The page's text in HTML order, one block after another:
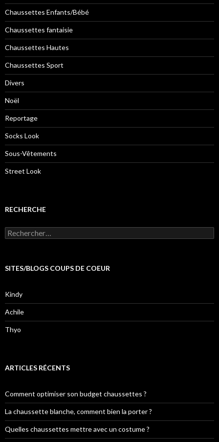
Chaussettes Enfants/Bébé
Chaussettes fantaisie
Chaussettes Hautes
Chaussettes Sport
Divers
Noël
Reportage
Socks Look
Sous-Vêtements
Street Look
RECHERCHE
Rechercher :
SITES/BLOGS COUPS DE COEUR
Kindy
Achile
Thyo
ARTICLES RÉCENTS
Comment optimiser son budget chaussettes ?
La chaussette blanche, comment bien la porter ?
Quelles chaussettes mettre avec un costume ?